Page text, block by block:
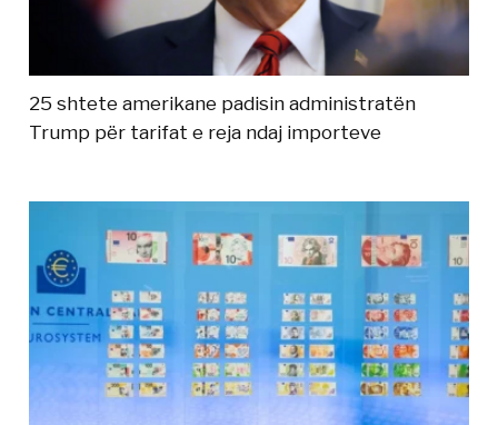
25 shtete amerikane padisin administratën
Trump për tarifat e reja ndaj importeve